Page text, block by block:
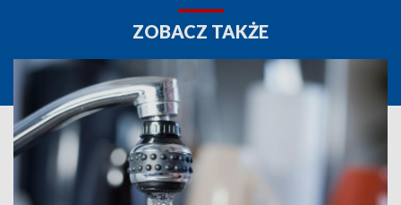
ZOBACZ TAKŻE